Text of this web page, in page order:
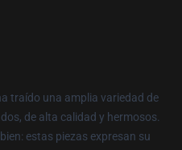
traído una amplia variedad de
de alta calidad y hermosos.
estas piezas expresan su